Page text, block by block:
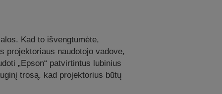
Kad to išvengtumėte,
naudotojo vadove,
„Epson“ patvirtintus lubinius
trosą, kad projektorius būtų